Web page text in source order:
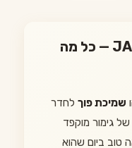
שמיכת פוך — דגם JASPER — כל מה
שמיכת פוך לחדר
גימור מוקפד
טוב ביום שהוא